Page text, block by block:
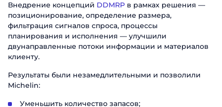
Внедрение концепций DDMRP в рамках решения —
позиционирование, определение размера,
фильтрация сигналов спроса, процессы
планирования и исполнения — улучшили
двунаправленные потоки информации и материалов
клиенту.
Результаты были незамедлительными и позволили
Michelin:
Уменьшить количество запасов;